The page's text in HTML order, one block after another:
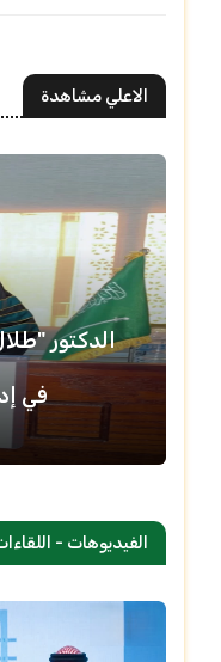
الاعلي مشاهدة
الدكتور
في إدارة المستشفيات
الفيديوهات -